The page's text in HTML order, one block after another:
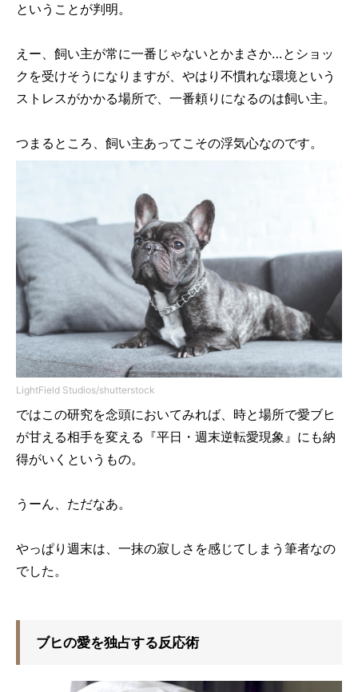
ということが判明。
えー、飼い主が常に一番じゃないとかまさか…とショッ
クを受けそうになりますが、やはり不慣れな環境という
ストレスがかかる場所で、一番頼りになるのは飼い主。
つまるところ、飼い主あってこその浮気心なのです。
LightField Studios/shutterstock
ではこの研究を念頭においてみれば、時と場所で愛ブヒ
が甘える相手を変える『平日・週末逆転愛現象』にも納
得がいくというもの。
うーん、ただなあ。
やっぱり週末は、一抹の寂しさを感じてしまう筆者なの
でした。
ブヒの愛を独占する反応術